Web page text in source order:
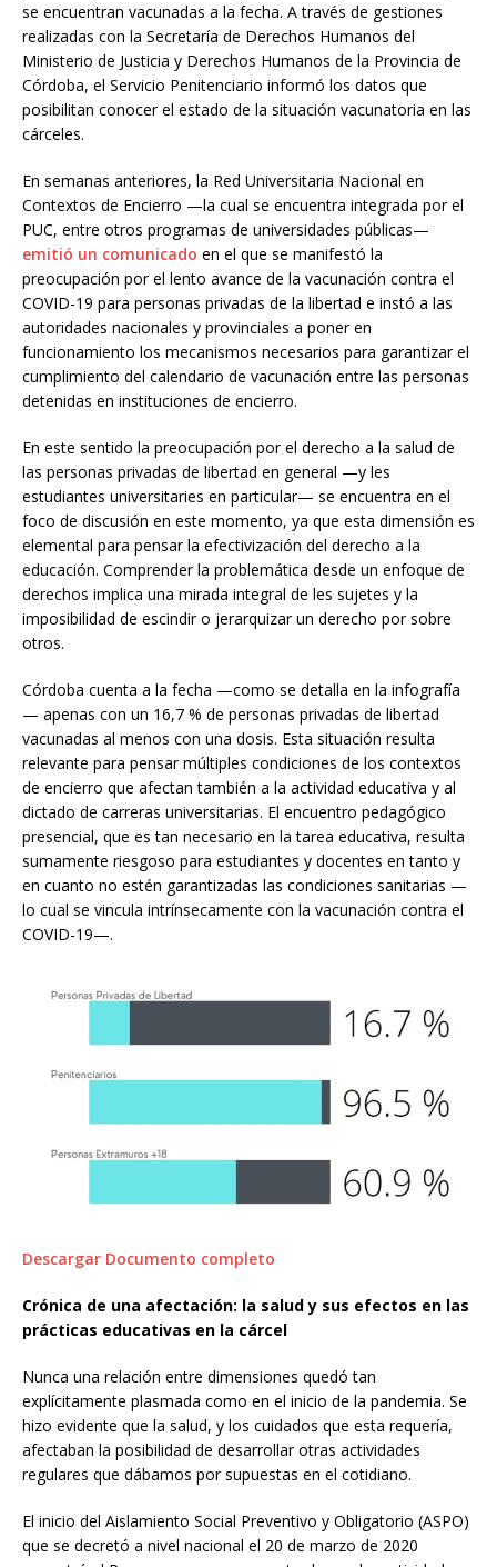
se encuentran vacunadas a la fecha. A través de gestiones
realizadas con la Secretaría de Derechos Humanos del
Ministerio de Justicia y Derechos Humanos de la Provincia de
Córdoba, el Servicio Penitenciario informó los datos que
posibilitan conocer el estado de la situación vacunatoria en las
cárceles.
En semanas anteriores, la Red Universitaria Nacional en
Contextos de Encierro —la cual se encuentra integrada por el
PUC, entre otros programas de universidades públicas—
emitió un comunicado en el que se manifestó la
preocupación por el lento avance de la vacunación contra el
COVID-19 para personas privadas de la libertad e instó a las
autoridades nacionales y provinciales a poner en
funcionamiento los mecanismos necesarios para garantizar el
cumplimiento del calendario de vacunación entre las personas
detenidas en instituciones de encierro.
En este sentido la preocupación por el derecho a la salud de
las personas privadas de libertad en general —y les
estudiantes universitaries en particular— se encuentra en el
foco de discusión en este momento, ya que esta dimensión es
elemental para pensar la efectivización del derecho a la
educación. Comprender la problemática desde un enfoque de
derechos implica una mirada integral de les sujetes y la
imposibilidad de escindir o jerarquizar un derecho por sobre
otros.
Córdoba cuenta a la fecha —como se detalla en la infografía
— apenas con un 16,7 % de personas privadas de libertad
vacunadas al menos con una dosis. Esta situación resulta
relevante para pensar múltiples condiciones de los contextos
de encierro que afectan también a la actividad educativa y al
dictado de carreras universitarias. El encuentro pedagógico
presencial, que es tan necesario en la tarea educativa, resulta
sumamente riesgoso para estudiantes y docentes en tanto y
en cuanto no estén garantizadas las condiciones sanitarias —
lo cual se vincula intrínsecamente con la vacunación contra el
COVID-19—.
Descargar Documento completo
Crónica de una afectación: la salud y sus efectos en las
prácticas educativas en la cárcel
Nunca una relación entre dimensiones quedó tan
explícitamente plasmada como en el inicio de la pandemia. Se
hizo evidente que la salud, y los cuidados que esta requería,
afectaban la posibilidad de desarrollar otras actividades
regulares que dábamos por supuestas en el cotidiano.
El inicio del Aislamiento Social Preventivo y Obligatorio (ASPO)
que se decretó a nivel nacional el 20 de marzo de 2020